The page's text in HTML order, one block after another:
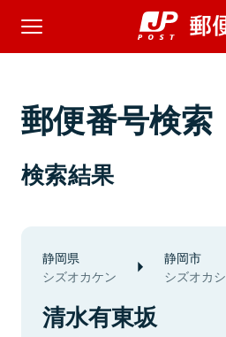
郵便番号検索
検索結果
静岡県
シズオカケン
静岡市
シズオカシ
清水有東坂